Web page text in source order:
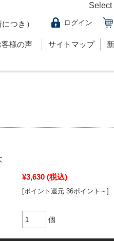
つき） ログイン
客様の声 サイトマップ
Select
¥3,630 (税込)
[ポイント還元 36ポイント～]
個